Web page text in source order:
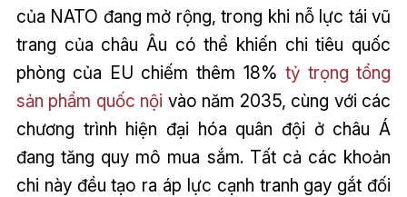
của NATO đang mở rộng, trong khi nỗ lực tái vũ
trang của châu Âu có thể khiến chi tiêu quốc
phòng của EU chiếm thêm 18%tỷ trọng tổng
sản phẩm quốc nội vào năm 2035, cùng với các
chương trình hiện đại hóa quân đội ở châu Á
đang tăng quy mô mua sắm. Tất cả các khoản
chi này đều tạo ra áp lực cạnh tranh gay gắt đối